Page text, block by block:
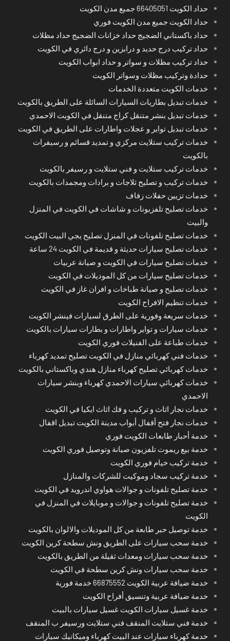
حداد الكويت 66405051 جميع مدن الكويت
حداد الكويت جميع مدن الكويت فوري
حداد باكستاني الضجيج حداد خزانات الضجيج حداد مظلات
حداد تركيب درج حديد و درابزين و درج دائري في الكويت
حداد تركيب مظلات و سواتر و حداد ابواب الكويت
حدادة وتركيب مظلات وسواتر الكويت
خدمات الكويت متعددة الخدمات
خدمات تبديل بطاريات السيارات السائلة على الطريق بالكويت
خدمات تبديل بنشر متنقل كراج متنقل في الكويت الاحمدي
خدمات تبديل تواير و عجلات واطارات على الطريق في الكويت
خدمات تركيب ستلايت مركزي و تمديد قسائم و رسيفرات
بالكويت
خدمات تركيب ستلايت و فني ستلايت و رسيفر بالكويت
خدمات تركيب و تصليح ثلاجات و برادات ومجمدات بالكويت
خدمات تزيين حفلات زفاف
خدمات تصليح تلفزيونات و شاشات في الكويت في المنزل
والبيت
خدمات تصليح تلفونات في المنزل تصليح يجي البيت الكويت
خدمات تصليح سيارات حديثة و قديمة في الكويت 24 ساعة
خدمات تصليح سيارات في الكويت و صيانة عربيات
خدمات تصليح سيارات من كل الموديلات في الكويت
خدمات تصليح و صيانة طباخات و افران غاز في الكويت
خدمات تنظيم الافراح الكويت
خدمات سريعة وفورية على الطرق لسيارات فينشر الكويت
خدمات سيارات و تواير واطارات و بطارات سيارات بالكويت
خدمات طباعة على الفنيلات فوري الكويت
خدمات فني كهربائي منازل في الكويت تصليح تمديد كهرباء
خدمات كهربائي تصليح كهرباء منازل هندي وباكستاني بالكويت
خدمات كهربائي سيارات الاحمدي كهرباء وبنشر سيارات
الاحمدي
خدمات نجار اثاث و تركيب و فك اثاث ايكيا في الكويت
خدمات نجار فتح أقفال أبواب مدينة الكويت تبديل اقفال
خدمة أحبار طابعات الكويت فوري
خدمة بيع ريموت تلفزيون صيانة وتوصيل فوري الكويت
خدمة تركيب خيام فوري الكويت
خدمة تركيب سجاد وموكيت للشركات والمنازل
خدمة تصليح تلفونات و جوالات هواوي اندرويد في الكويت
خدمة تصليح تلفونات و جوالات و موبايلات في المنزل في
الكويت
خدمة توصيل حبر طابعة من كل الموديلات والالوان بالكويت
خدمة سحب سيارات على الطريق ونش سطحة كرين الكويت
خدمة سحب سيارات ومعدات ثقيلة من الطريق بالكويت
خدمة سحب سيارات ونش كرين سطحة في الكويت
خدمة ضيافة عربية الكويت 66875552 خدمة فورية
خدمة ضيافة عربية وتنسيق أفراح الكويت
خدمة غسيل سيارات الكويت غسيل سيارات بالبيت
خدمة فني ستلايت المنقف فني ستلايت ورسيفر ب المنقف
خدمة كهرباء سيارات عند البيت كهرباء وميكانيك سيارات